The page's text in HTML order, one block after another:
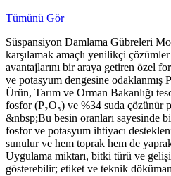
Tümünü Gör
Süspansiyon Damlama Gübreleri
karşılamak amaçlı yenilikçi çözümler
avantajlarını bir araya getiren özel
ve potasyum dengesine odaklanmış
Ürün, Tarım ve Orman Bakanlığı
fosfor (P₂O₅) ve %34 suda çözünür
&nbsp;Bu besin oranları sayesinde
fosfor ve potasyum ihtiyacı
sunulur ve hem toprak hem de
Uygulama miktarı, bitki türü ve
gösterebilir; etiket ve teknik